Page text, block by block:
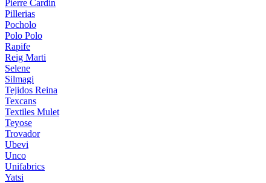
Pierre Cardin
Pillerias
Pocholo
Polo Polo
Rapife
Reig Marti
Selene
Silmagi
Tejidos Reina
Texcans
Textiles Mulet
Teyose
Trovador
Ubevi
Unco
Unifabrics
Yatsi